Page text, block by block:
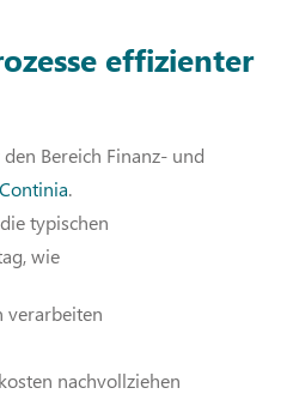
effizienter
Bereich Finanz- und
Continia.
typischen
wie
verarbeiten
nachvollziehen